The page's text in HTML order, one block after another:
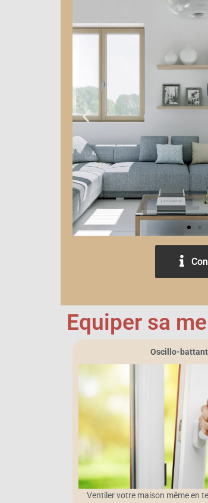
Equiper sa
Oscillo-
Ventiler votre maison même en